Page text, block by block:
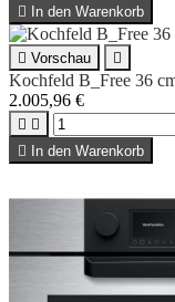

In den Warenkorb
 Vorschau 
Kochfeld B_Free 36
2.005,96 €
 

In den Warenkorb